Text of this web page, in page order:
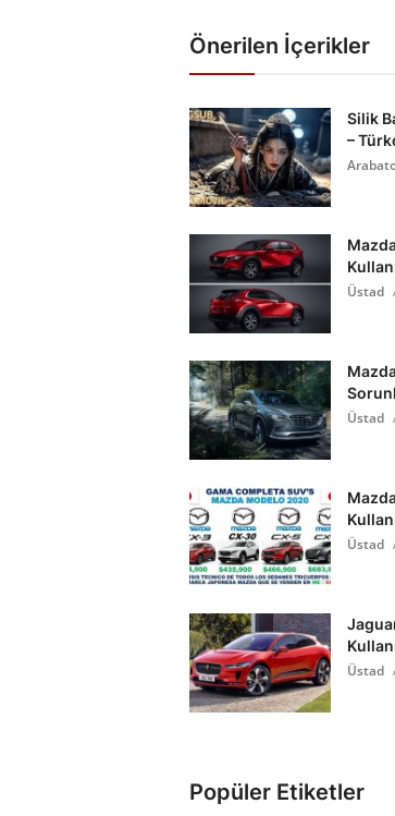
Önerilen İçerikler
Silik
–
Üstad
Üstad
Üstad
Üstad
Popüler Etiketler